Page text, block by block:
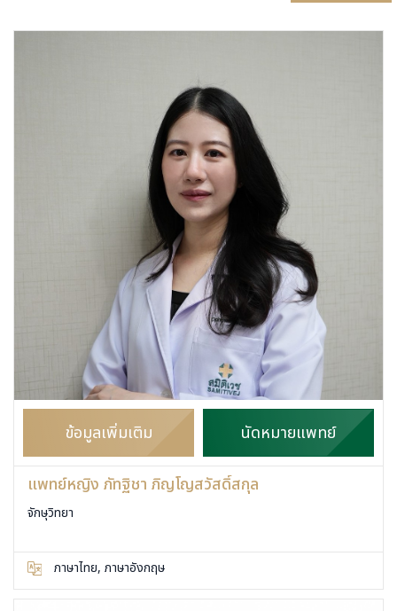
ข้อมูลเพิ่มเติม นัดหมายแพทย์
แพทย์หญิง ภัทฐิชา ภิญโญสวัสดิ์สกุล
จักษุวิทยา
ภาษาไทย, ภาษาอังกฤษ